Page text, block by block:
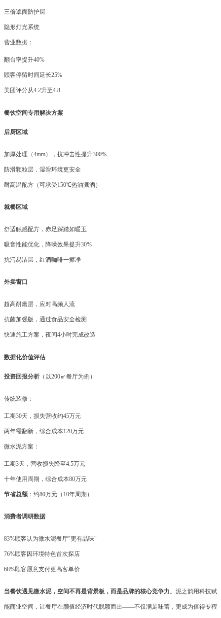
三倍罩面防护层
隐形灯光系统
营业数据：
翻台率提升40%
顾客停留时间延长25%
美团评分从4.2升至4.8
餐饮空间专用解决方案
后厨区域
加厚处理（4mm），抗冲击性提升300%
防滑颗粒层，湿滑环境更安全
耐高温配方（可承受150℃热油溅洒）
就餐区域
舒适触感配方，赤足踩踏如暖玉
吸音性能优化，降噪效果提升30%
抗污易洁层，红酒咖啡一擦净
外卖窗口
超高耐磨层，应对高频人流
抗菌加强版，通过食品安全检测
快速施工方案，夜间4小时完成改造
数据化价值评估
投资回报分析 （以200㎡餐厅为例）
传统装修：
工期30天，损失营收约45万元
两年需翻新，综合成本120万元
微水泥方案：
工期3天，营收损失降至4.5万元
十年使用周期，综合成本80万元
节省总额 ：约80万元（10年周期）
消费者调研数据
83%顾客认为微水泥餐厅"更有品味"
76%顾客因环境特色首次探店
68%顾客愿意支付更高客单价
当餐饮遇见微水泥，空间不再是背景板，而是品牌的核心竞争力。泥之韵用科技赋
能商业空间，让餐厅在颜值经济时代脱颖而出——不仅满足味蕾，更成为值得专程